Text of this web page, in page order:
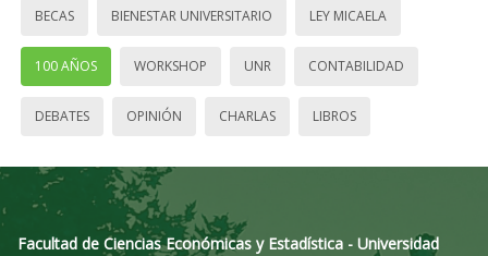
BECAS BIENESTAR UNIVERSITARIO LEY MICAELA
100 AÑOS WORKSHOP UNR CONTABILIDAD
DEBATES OPINIÓN CHARLAS LIBROS
Facultad de Ciencias Económicas y Estadística - Universidad